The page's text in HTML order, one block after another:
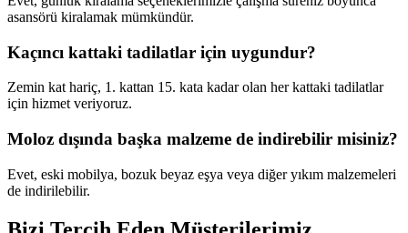
asansörü kiralamak mümkündür.
Kaçıncı kattaki tadilatlar için uygundur?
Zemin kat hariç, 1. kattan 15. kata kadar olan her kattaki tadilatlar
için hizmet veriyoruz.
Moloz dışında başka malzeme de indirebilir misiniz?
Evet, eski mobilya, bozuk beyaz eşya veya diğer yıkım malzemeleri
de indirilebilir.